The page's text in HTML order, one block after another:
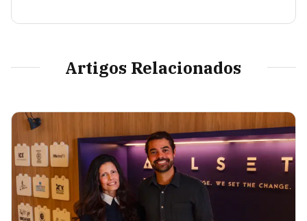
Artigos Relacionados